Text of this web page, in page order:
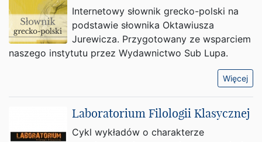
Internetowy słownik grecko-polski na
podstawie słownika Oktawiusza
Jurewicza. Przygotowany ze wsparciem
naszego instytutu przez Wydawnictwo Sub Lupa.
Więcej
Laboratorium Filologii Klasycznej
Cykl wykładów o charakterze